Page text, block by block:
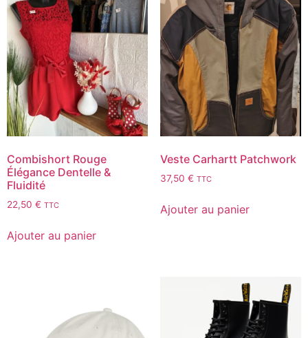
Combishort Rouge
Élégance Dentelle &
Fluidité
22,50 € TTC
Ajouter au panier
Veste Carhartt Patchwork
37,50 € TTC
Ajouter au panier